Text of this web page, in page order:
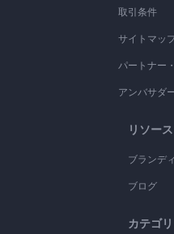
取引条件
サイトマッ
パートナー
アンバサダ
リソース
ブランデ
ブログ
カテゴ